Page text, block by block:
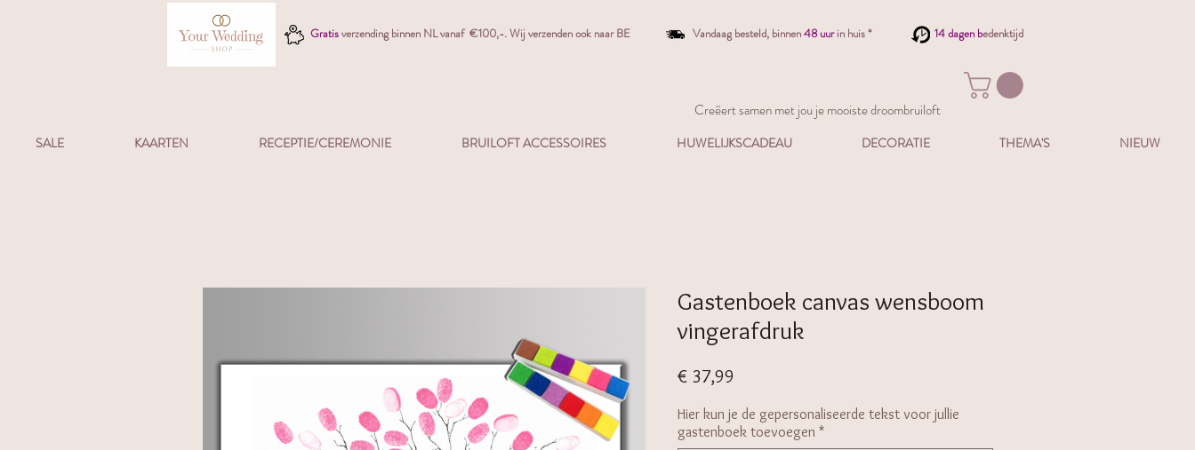
Gratisverzending binnen NL vanaf €100,-. Wij verzenden ook naar BE Vandaag besteld, binnen48 uur in huis * 14 dagen bedenktijd
Creëert samen met jou je mooiste droombruiloft
SALE KAARTEN RECEPTIE/CEREMONIE BRUILOFT ACCESSOIRES HUWELIJKSCADEAU DECORATIE THEMA'S NIEUW
Gastenboek canvas wensboom
vingerafdruk
€ 37,99
Hier kun je de gepersonaliseerde tekst voor jullie
gastenboek toevoegen *